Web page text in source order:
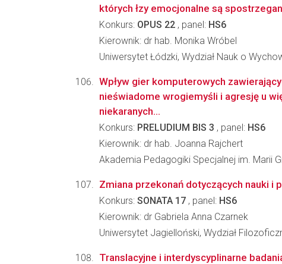
których łzy emocjonalne są
Konkurs: OPUS 22 , panel: HS6
Kierownik: dr hab. Monika Wróbel
Uniwersytet Łódzki, Wydział Nauk o
Wpływ gier komputerowych
nieświadome wrogiemyśli i agresję u
niekaranych...
Konkurs: PRELUDIUM BIS 3 , panel: HS6
Kierownik: dr hab. Joanna Rajchert
Akademia Pedagogiki Specjalnej im. Marii
Zmiana przekonań dotyczących nauki
Konkurs: SONATA 17 , panel: HS6
Kierownik: dr Gabriela Anna Czarnek
Uniwersytet Jagielloński, Wydział
Translacyjne i interdyscyplinarne